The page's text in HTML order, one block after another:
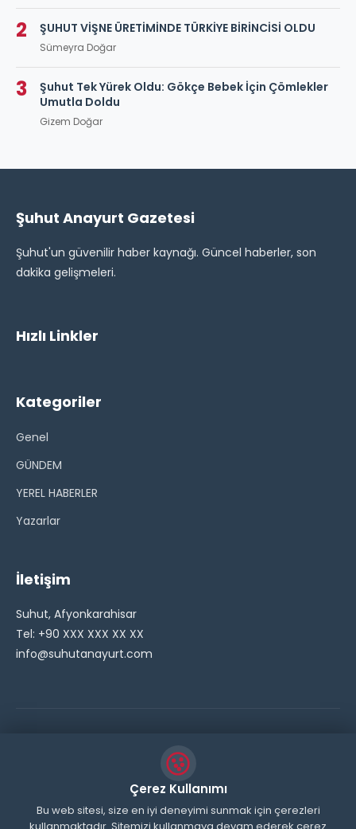
2 ŞUHUT VİŞNE ÜRETİMİNDE TÜRKİYE BİRİNCİSİ OLDU
Sümeyra Doğar
3
Şuhut Tek Yürek Oldu: Gökçe Bebek İçin Çömlekler
Umutla Doldu
Gizem Doğar
Şuhut Anayurt Gazetesi
Şuhut'un güvenilir haber kaynağı. Güncel haberler, son
dakika gelişmeleri.
Hızlı Linkler
Kategoriler
Genel
GÜNDEM
YEREL HABERLER
Yazarlar
İletişim
Suhut, Afyonkarahisar
Tel: +90 XXX XXX XX XX
info@suhutanayurt.com
Çerez Kullanımı
Bu web sitesi, size en iyi deneyimi sunmak için çerezleri
// Side Widget Resim Fix (Dosya önbelleğini aşmak için
inline ekliyoruz) function suhut_widget_image_fix() {